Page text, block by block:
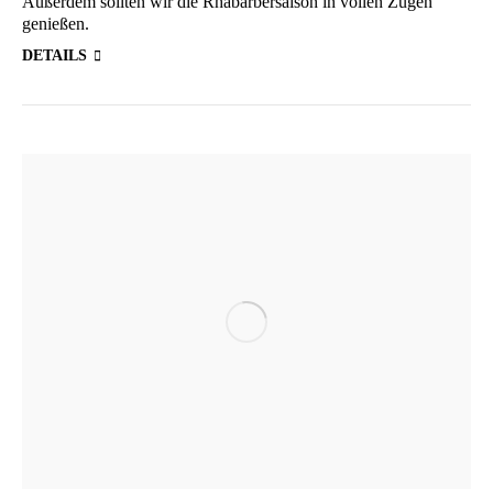
genießen.
DETAILS